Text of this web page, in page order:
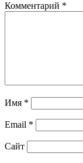
Комментарий *
Имя *
Email *
Сайт